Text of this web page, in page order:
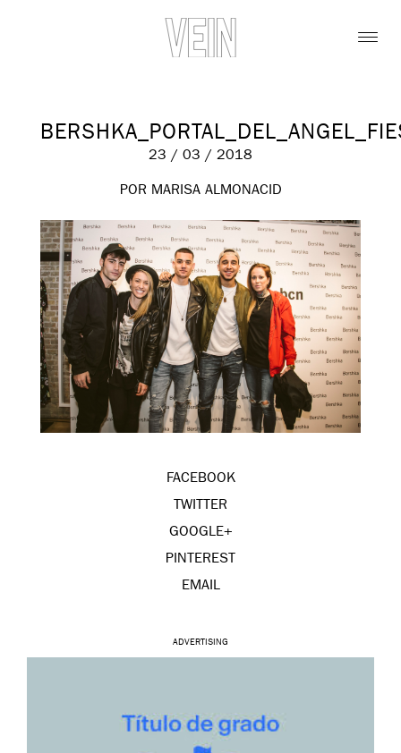
23 / 03 / 2018
POR MARISA ALMONACID
FACEBOOK
TWITTER
GOOGLE+
PINTEREST
EMAIL
ADVERTISING